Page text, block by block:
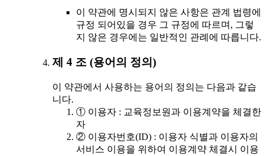
이 약관에 명시되지 않은 사항은 관계 법령에
규정 되어있을 경우 그 규정에 따르며, 그렇
지 않은 경우에는 일반적인 관례에 따릅니다.
제 4 조 (용어의 정의)
이 약관에서 사용하는 용어의 정의는 다음과 같습
니다.
① 이용자 : 교육정보원과 이용계약을 체결한
자
② 이용자번호(ID) : 이용자 식별과 이용자의
서비스 이용을 위하여 이용계약 체결시 이용